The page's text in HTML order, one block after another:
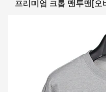
프리미엄 크롭 맨투맨[